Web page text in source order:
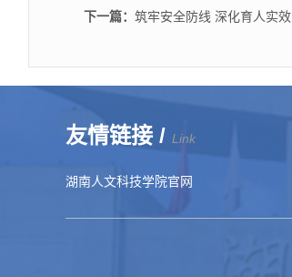
下一篇： 筑牢安全防线 深化育人实效
友情链接 / Link
湖南人文科技学院官网